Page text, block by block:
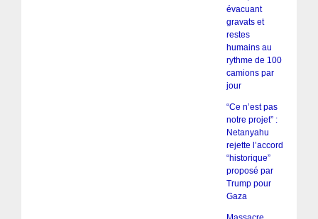
évacuant
gravats et
restes
humains au
rythme de 100
camions par
jour
“Ce n’est pas
notre projet” :
Netanyahu
rejette l’accord
“historique”
proposé par
Trump pour
Gaza